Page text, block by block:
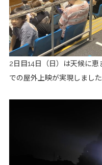
2日目14日（日）は天候に
での屋外上映が実現しました